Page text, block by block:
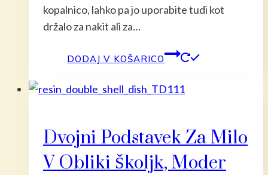
kopalnico, lahko pa jo uporabite tudi kot
držalo za nakit ali za…
DODAJ V KOŠARICO
Dvojni Podstavek Za Milo
V Obliki Školjk, Moder